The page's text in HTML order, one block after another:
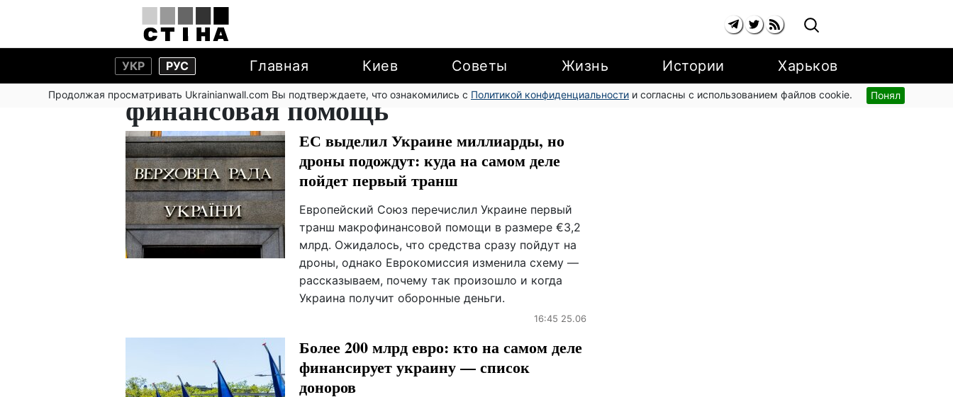
УКР РУС Главная Киев Советы Жизнь Истории Харьков
Продолжая просматривать Ukrainianwall.com Вы подтверждаете, что ознакомились с Политикой конфиденциальности и согласны с использованием файлов cookie. Понял
финансовая помощь
ЕС выделил Украине миллиарды, но
дроны подождут: куда на самом деле
пойдет первый транш
Европейский Союз перечислил Украине первый
транш макрофинансовой помощи в размере €3,2
млрд. Ожидалось, что средства сразу пойдут на
дроны, однако Еврокомиссия изменила схему —
рассказываем, почему так произошло и когда
Украина получит оборонные деньги.
16:45 25.06
Более 200 млрд евро: кто на самом деле
финансирует украину — список
доноров